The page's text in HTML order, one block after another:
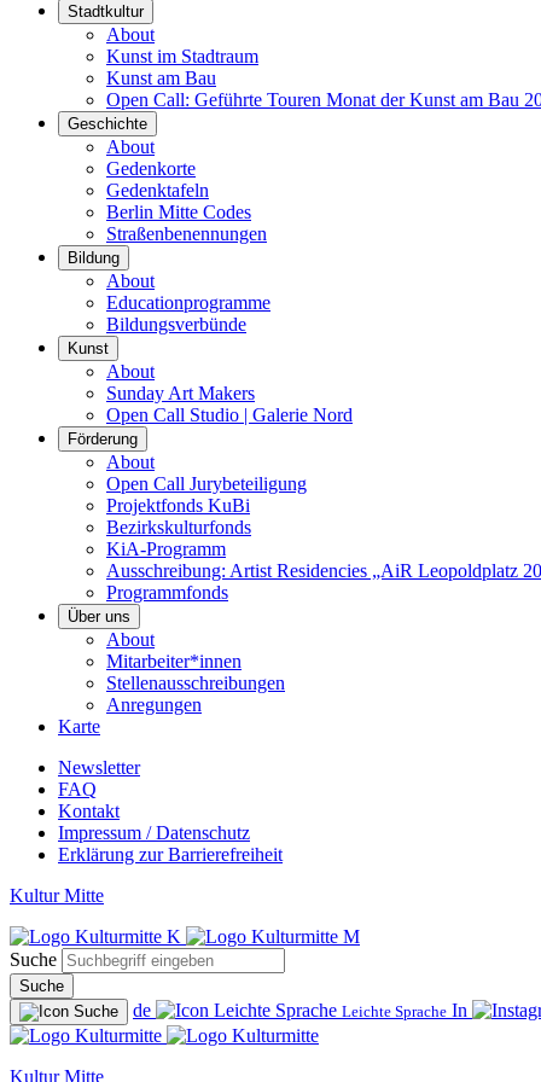
Stadtkultur
About
Kunst im Stadtraum
Kunst am Bau
Open Call: Geführte Touren Monat der Kunst am Bau
Geschichte
About
Gedenkorte
Gedenktafeln
Berlin Mitte Codes
Straßenbenennungen
Bildung
About
Educationprogramme
Bildungsverbünde
Kunst
About
Sunday Art Makers
Open Call Studio | Galerie Nord
Förderung
About
Open Call Jurybeteiligung
Projektfonds KuBi
Bezirkskulturfonds
KiA-Programm
Ausschreibung: Artist Residencies „AiR Leopoldplatz
Programmfonds
Über uns
About
Mitarbeiter*innen
Stellenausschreibungen
Anregungen
Karte
Newsletter
FAQ
Kontakt
Impressum / Datenschutz
Erklärung zur Barrierefreiheit
Kultur Mitte
Suche
Suche
de Leichte Sprache In
Kultur Mitte